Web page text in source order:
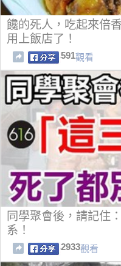
饞的死人，吃起來倍
用上飯店了！
591觀看
同學聚會後，請記住
系！
2933觀看